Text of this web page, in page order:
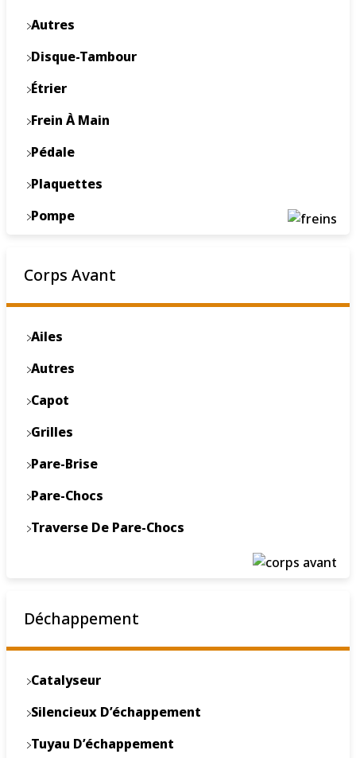
Autres
Disque-Tambour
Étrier
Frein À Main
Pédale
Plaquettes
Pompe
Corps Avant
Ailes
Autres
Capot
Grilles
Pare-Brise
Pare-Chocs
Traverse De Pare-Chocs
Déchappement
Catalyseur
Silencieux D’échappement
Tuyau D’échappement